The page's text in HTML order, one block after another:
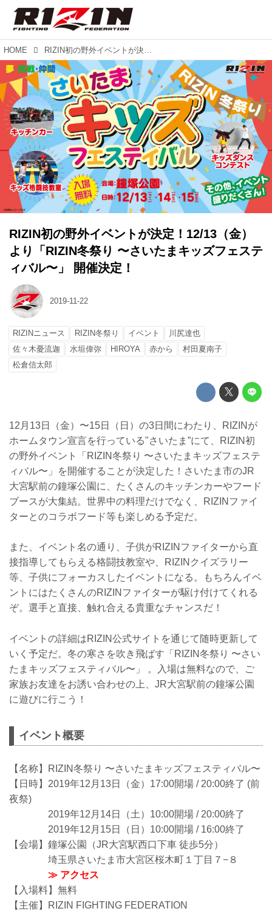
HOME RIZIN初の野外イベントが決定！12/13（金）より「RIZIN冬祭り 〜さいたまキッズフェスティバル〜」 開催決定！
RIZIN初の野外イベントが決定！12/13（金）
より「RIZIN冬祭り 〜さいたまキッズフェステ
ィバル〜」 開催決定！
2019-11-22
RIZINニュース RIZIN冬祭り イベント
川尻達也
佐々木憂流迦
水垣偉弥 HIROYA 赤から
村田夏南子
松倉信太郎
12月13日（金）〜15日（日）の3日間にわたり、RIZINが
ホームタウン宣言を行っている"さいたま”にて、RIZIN初
の野外イベント「RIZIN冬祭り 〜さいたまキッズフェステ
ィバル〜」を開催することが決定した！さいたま市のJR
大宮駅前の鐘塚公園に、たくさんのキッチンカーやフード
ブースが大集結。世界中の料理だけでなく、RIZINファイ
ターとのコラボフード等も楽しめる予定だ。
また、イベント名の通り、子供がRIZINファイターから直
接指導してもらえる格闘技教室や、RIZINクイズラリー
等、子供にフォーカスしたイベントになる。もちろんイベ
ントにはたくさんのRIZINファイターが駆け付けてくれる
ぞ。選手と直接、触れ合える貴重なチャンスだ！
イベントの詳細はRIZIN公式サイトを通じて随時更新して
いく予定だ。冬の寒さを吹き飛ばす「RIZIN冬祭り 〜さい
たまキッズフェスティバル〜」 。入場は無料なので、ご
家族お友達をお誘い合わせの上、JR大宮駅前の鐘塚公園
に遊びに行こう！
イベント概要
【名称】RIZIN冬祭り 〜さいたまキッズフェスティバル〜
【日時】2019年12月13日（金）17:00開場 / 20:00終了 (前
夜祭)
2019年12月14日（土）10:00開場 / 20:00終了
2019年12月15日（日）10:00開場 / 16:00終了
【会場】鐘塚公園（JR大宮駅西口下車 徒歩5分）
埼玉県さいたま市大宮区桜木町１丁目７−８
≫ アクセス
【入場料】無料
【主催】RIZIN FIGHTING FEDERATION